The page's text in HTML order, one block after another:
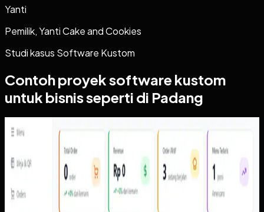
Yanti
Pemilik, Yanti Cake and Cookies
Studi kasus Software Kustom
Contoh proyeksoftware kustom
untuk bisnis seperti di Padang
Software Kustom
QR Ordering
Sebelumnya